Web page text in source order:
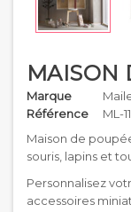
MAISON
Marque
Référence
ML-
Maison de
souris, lapins et
Personnalisez
accessoires